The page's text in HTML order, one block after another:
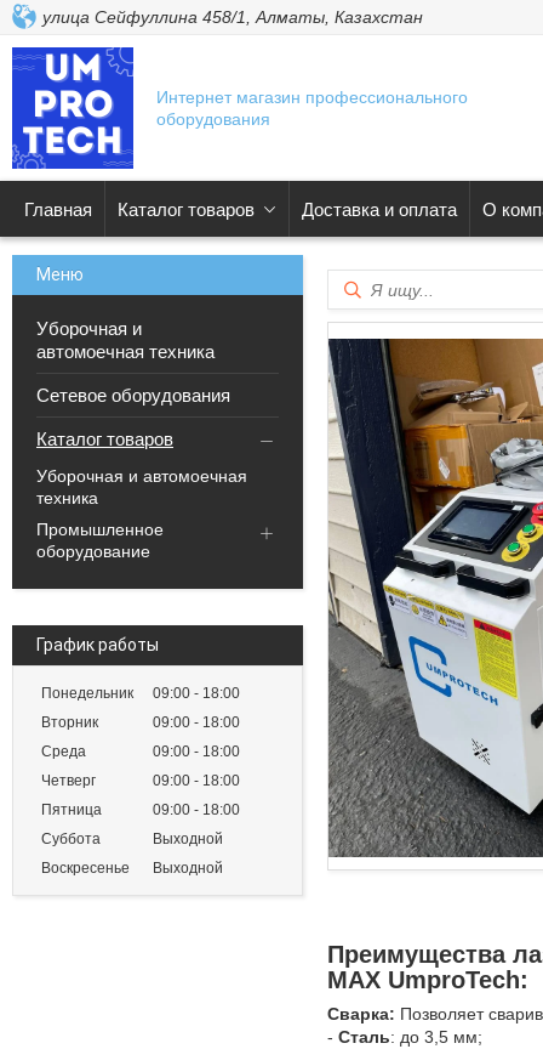
улица Сейфуллина 458/1, Алматы, Казахстан
Интернет магазин профессионального
оборудования
Главная Каталог товаров Доставка и оплата О
Уборочная и
автомоечная техника
Сетевое оборудования
Каталог товаров
Уборочная и автомоечная
техника
Промышленное
оборудование
График работы
Понедельник 09:00
18:00
Вторник
09:00
18:00
Среда
09:00
18:00
Четверг
09:00
18:00
Пятница
09:00
18:00
Суббота
Выходной
Воскресенье
Выходной
Преимущества
MAX UmproTech:
Сваркa: Позвoляeт
- Стaль: дo 3,5 мм;